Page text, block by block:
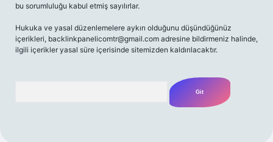
bu sorumluluğu kabul etmiş sayılırlar.
Hukuka ve yasal düzenlemelere aykırı olduğunu düşündüğünüz
içerikleri, backlinkpanelicomtr@gmail.com adresine bildirmeniz halinde,
ilgili içerikler yasal süre içerisinde sitemizden kaldırılacaktır.